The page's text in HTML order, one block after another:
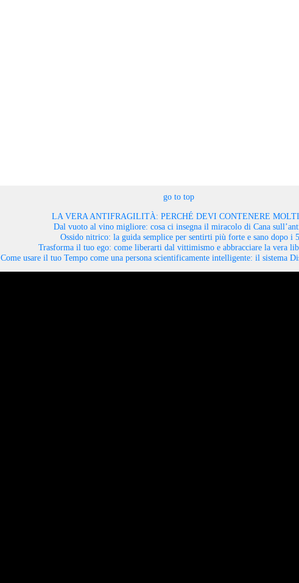
go to top
LA VERA ANTIFRAGILITÀ: PERCHÉ DEVI CONTENERE
Dal vuoto al vino migliore: cosa ci insegna il miracolo di Cana
Ossido nitrico: la guida semplice per sentirti più forte e sano dopo i
Trasforma il tuo ego: come liberarti dal vittimismo e abbracciare la vera
Come usare il tuo Tempo come una persona scientificamente intelligente: il sistema